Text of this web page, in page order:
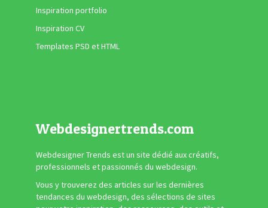
Inspiration portfolio
Inspiration CV
Templates PSD et HTML
Webdesignertrends.com
Webdesigner Trends est un site dédié aux créatifs,
professionnels et passionnés du webdesign.
Vous y trouverez des articles sur les dernières
tendances du webdesign, des sélections de sites